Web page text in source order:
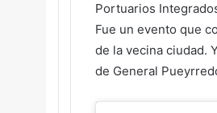
Portuarios
Fue un evento que
de la vecina ciudad.
de General